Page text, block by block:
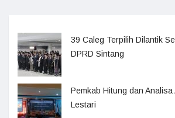
39 Caleg Terpilih Dilantik
DPRD Sintang
Pemkab Hitung dan
Lestari